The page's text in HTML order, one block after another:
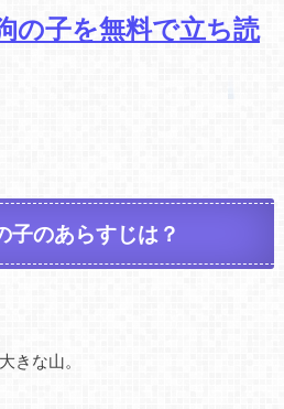
の子を無料で立ち読
子のあらすじは？
きな山。